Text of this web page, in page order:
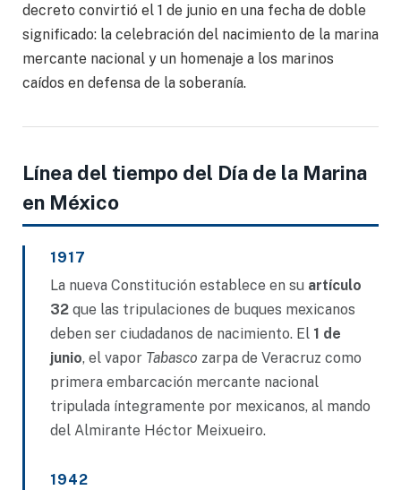
decreto convirtió el 1 de junio en una fecha de doble
significado: la celebración del nacimiento de la marina
mercante nacional y un homenaje a los marinos
caídos en defensa de la soberanía.
Línea del tiempo del Día de la Marina
en México
1917
La nueva Constitución establece en su artículo
32 que las tripulaciones de buques mexicanos
deben ser ciudadanos de nacimiento. El 1 de
junio, el vapor Tabasco zarpa de Veracruz como
primera embarcación mercante nacional
tripulada íntegramente por mexicanos, al mando
del Almirante Héctor Meixueiro.
1942